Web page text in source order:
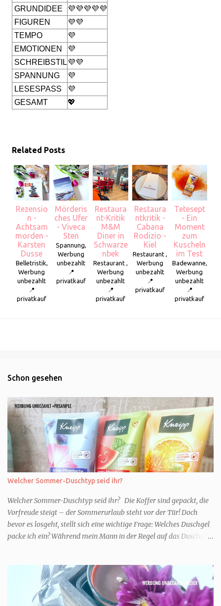
GRUNDIDEE
💜💜💜💜💜
FIGUREN
💜💜
TEMPO
💜
EMOTIONEN
💜
SCHREIBSTIL 💜💜
SPANNUNG
💜
LESESPASS
💜
GESAMT
💖
Related Posts
Rezensio
n -
Achtsam
morden -
Karsten
Dusse
Belletristik,
Werbung
unbezahlt
📍
privatkauf
Mörderis
ches Ufer
- Viveca
Sten
Spannung,
Werbung
unbezahlt
📍
privatkauf
Restaura
nt-Kritik
M&M
Diner in
Schwarze
nbek
Restaurant ,
Werbung
unbezahlt
📍
privatkauf
Restaura
ntkritik -
Cabana
Rodizio -
Kiel
Restaurant ,
Werbung
unbezahlt
📍
privatkauf
Tetesept
- Ein
Moment
zum
Kuscheln
im Test
Badewanne,
Werbung
unbezahlt
📍
privatkauf
Schon gesehen
Welcher Sommer-Duschtyp seid ihr?
Welcher Sommer-Duschtyp seid ihr? Die Koffer sind gepackt, die
Vorfreude steigt – der Sommerurlaub steht vor der Tür! Doch
bevor es losgeht, stellt sich eine wichtige Frage: Welches Duschgel
packe ich ein? Während mein Mann in der Regel auf das Duschgel
Urlaub Entspannung und Wellness. Falls ihr ähnlich denkt, lasst
uns doch herausfinden, welcher Duschtyp ihr seid. TYP
GENIESSER Egal, ob Strand oder Städtetrip - für euch gehört